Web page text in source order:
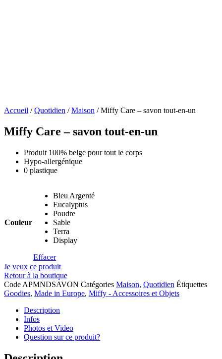
Accueil /Quotidien /Maison / Miffy Care – savon tout-en-un
Miffy Care – savon tout-en-un
Produit 100% belge pour tout le corps
Hypo-allergénique
0 plastique
Couleur
Bleu Argenté
Eucalyptus
Poudre
Sable
Terra
Display
Effacer
Je veux ce produit
Retour à la boutique
Code APMNDSAVON Catégories Maison, Quotidien Étiquettes
Goodies, Made in Europe, Miffy - Accessoires et Objets
Description
Infos
Photos et Video
Question sur ce produit?